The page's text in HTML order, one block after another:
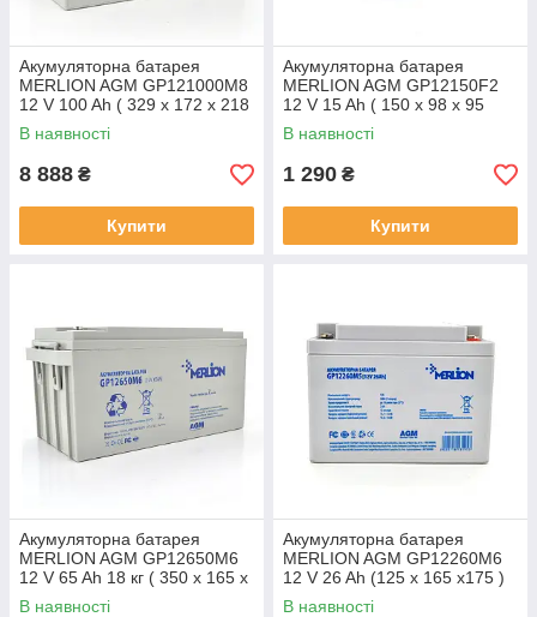
Акумуляторна батарея
MERLION AGM GP121000M8
12 V 100 Ah ( 329 x 172 x 218
) White Q1
В наявності
8 888 ₴
Купити
Акумуляторна батарея
MERLION AGM GP12150F2
12 V 15 Ah ( 150 x 98 x 95
(100) ) Q6/192
В наявності
1 290 ₴
Купити
Акумуляторна батарея
MERLION AGM GP12650M6
12 V 65 Ah 18 кг ( 350 x 165 x
165 ) White Q1
В наявності
Акумуляторна батарея
MERLION AGM GP12260M6
12 V 26 Ah (125 х 165 х175 )
Q1
В наявності